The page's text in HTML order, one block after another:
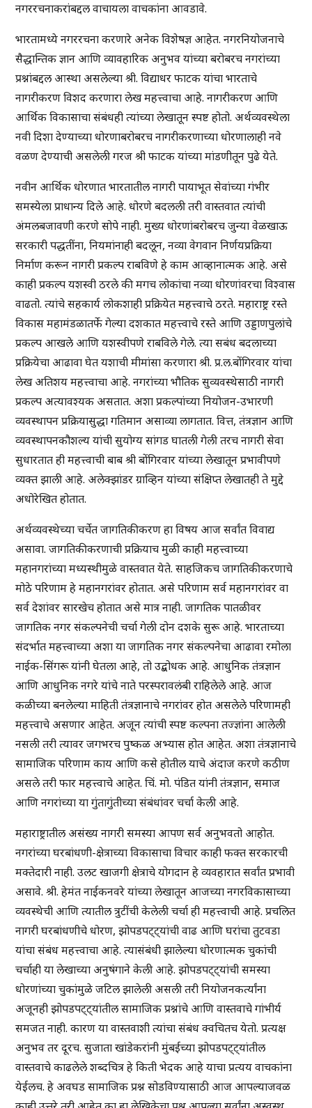
नगररचनाकरांबद्दल वाचायला वाचकांना आवडावे.
भारतामध्ये नगररचना करणारे अनेक विशेषज्ञ आहेत. नगरनियोजनाचे
सैद्धान्तिक ज्ञान आणि व्यावहारिक अनुभव यांच्या बरोबरच नगरांच्या
प्रश्नांबद्दल आस्था असलेल्या श्री. विद्याधर फाटक यांचा भारताचे
नागरीकरण विशद करणारा लेख महत्त्वाचा आहे. नागरीकरण आणि
आर्थिक विकासाचा संबंधही त्यांच्या लेखातून स्पष्ट होतो. अर्थव्यवस्थेला
नवी दिशा देण्याच्या धोरणाबरोबरच नागरीकरणाच्या धोरणालाही नवे
वळण देण्याची असलेली गरज श्री फाटक यांच्या मांडणीतून पुढे येते.
नवीन आर्थिक धोरणात भारतातील नागरी पायाभूत सेवांच्या गंभीर
समस्येला प्राधान्य दिले आहे. धोरणे बदलली तरी वास्तवात त्यांची
अंमलबजावणी करणे सोपे नाही. मुख्य धोरणांबरोबरच जुन्या वेळखाऊ
सरकारी पद्धतींना, नियमांनाही बदलून, नव्या वेगवान निर्णयप्रक्रिया
निर्माण करून नागरी प्रकल्प राबविणे हे काम आव्हानात्मक आहे. असे
काही प्रकल्प यशस्वी ठरले की मगच लोकांचा नव्या धोरणांवरचा विश्वास
वाढतो. त्यांचे सहकार्य लोकशाही प्रक्रियेत महत्त्वाचे ठरते. महाराष्ट्र रस्ते
विकास महामंडळातर्फे गेल्या दशकात महत्त्वाचे रस्ते आणि उड्डाणपुलांचे
प्रकल्प आखले आणि यशस्वीपणे राबविले गेले. त्या सबंध बदलाच्या
प्रक्रियेचा आढावा घेत यशाची मीमांसा करणारा श्री. प्र.ल.बोंगिरवार यांचा
लेख अतिशय महत्त्वाचा आहे. नगरांच्या भौतिक सुव्यवस्थेसाठी नागरी
प्रकल्प अत्यावश्यक असतात. अशा प्रकल्पांच्या नियोजन-उभारणी
व्यवस्थापन प्रक्रियासुद्धा गतिमान असाव्या लागतात. वित्त, तंत्रज्ञान आणि
व्यवस्थापनकौशल्य यांची सुयोग्य सांगड घातली गेली तरच नागरी सेवा
सुधारतात ही महत्त्वाची बाब श्री बोंगिरवार यांच्या लेखातून प्रभावीपणे
व्यक्त झाली आहे. अलेक्झांडर ग्राव्हिन यांच्या संक्षिप्त लेखातही ते मुद्दे
अधोरेखित होतात.
अर्थव्यवस्थेच्या चर्चेत जागतिकीकरण हा विषय आज सर्वांत विवाद्य
असावा. जागतिकीकरणाची प्रक्रियाच मुळी काही महत्त्वाच्या
महानगरांच्या मध्यस्थीमुळे वास्तवात येते. साहजिकच जागतिकीकरणाचे
मोठे परिणाम हे महानगरांवर होतात. असे परिणाम सर्व महानगरांवर वा
सर्व देशांवर सारखेच होतात असे मात्र नाही. जागतिक पातळीवर
जागतिक नगर संकल्पनेची चर्चा गेली दोन दशके सुरू आहे. भारताच्या
संदर्भात महत्त्वाच्या अशा या जागतिक नगर संकल्पनेचा आढावा रमोला
नाईक-सिंगरू यांनी घेतला आहे, तो उद्बोधक आहे. आधुनिक तंत्रज्ञान
आणि आधुनिक नगरे यांचे नाते परस्परावलंबी राहिलेले आहे. आज
कळीच्या बनलेल्या माहिती तंत्रज्ञानाचे नगरांवर होत असलेले परिणामही
महत्त्वाचे असणार आहेत. अजून त्यांची स्पष्ट कल्पना तज्ज्ञांना आलेली
नसली तरी त्यावर जगभरच पुष्कळ अभ्यास होत आहेत. अशा तंत्रज्ञानाचे
सामाजिक परिणाम काय आणि कसे होतील याचे अंदाज करणे कठीण
असले तरी फार महत्त्वाचे आहेत. चिं. मो. पंडित यांनी तंत्रज्ञान, समाज
आणि नगरांच्या या गुंतागुंतीच्या संबंधांवर चर्चा केली आहे.
महाराष्ट्रातील असंख्य नागरी समस्या आपण सर्व अनुभवतो आहोत.
नगरांच्या घरबांधणी-क्षेत्राच्या विकासाचा विचार काही फक्त सरकारची
मक्तेदारी नाही. उलट खाजगी क्षेत्राचे योगदान हे व्यवहारात सर्वांत प्रभावी
असावे. श्री. हेमंत नाईकनवरे यांच्या लेखातून आजच्या नगरविकासाच्या
व्यवस्थेची आणि त्यातील त्रुटींची केलेली चर्चा ही महत्त्वाची आहे. प्रचलित
नागरी घरबांधणीचे धोरण, झोपडपट्ट्यांची वाढ आणि घरांचा तुटवडा
यांचा संबंध महत्त्वाचा आहे. त्यासंबंधी झालेल्या धोरणात्मक चुकांची
चर्चाही या लेखाच्या अनुषंगाने केली आहे. झोपडपट्ट्यांची समस्या
धोरणांच्या चुकांमुळे जटिल झालेली असली तरी नियोजनकर्त्यांना
अजूनही झोपडपट्ट्यांतील सामाजिक प्रश्नांचे आणि वास्तवाचे गांभीर्य
समजत नाही. कारण या वास्तवाशी त्यांचा संबंध क्वचितच येतो. प्रत्यक्ष
अनुभव तर दूरच. सुजाता खांडेकरांनी मुंबईच्या झोपडपट्ट्यांतील
वास्तवाचे काढलेले शब्दचित्र हे किती भेदक आहे याचा प्रत्यय वाचकांना
येईलच. हे अवघड सामाजिक प्रश्न सोडविण्यासाठी आज आपल्याजवळ